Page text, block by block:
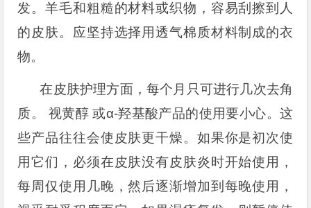
发。羊毛和粗糙的材料或织物，容易刮擦到人
的皮肤。应坚持选择用透气棉质材料制成的衣
物。
在皮肤护理方面，每个月只可进行几次去角
质。 视黄醇 或α-羟基酸产品的使用要小心。这
些产品往往会使皮肤更干燥。如果你是初次使
用它们，必须在皮肤没有皮肤炎时开始使用，
每周仅使用几晚，然后逐渐增加到每晚使用，